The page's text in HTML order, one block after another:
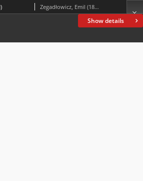
Show details
Zegadłowicz, Emil (1888-1941)